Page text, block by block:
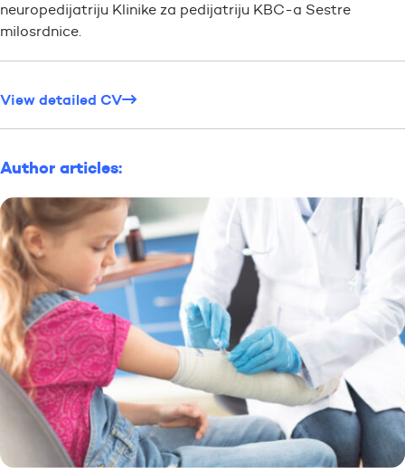
neuropedijatriju Klinike za pedijatriju KBC-a Sestre
milosrdnice.
View detailed CV
Author articles: